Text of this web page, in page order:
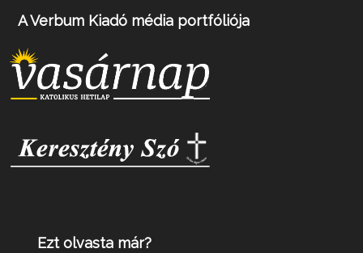
A Verbum Kiadó média portfóliója
Ezt olvasta már?